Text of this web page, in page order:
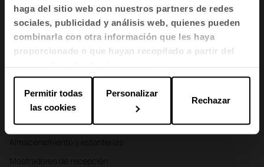
haga del sitio web con nuestros partners de redes
sociales, publicidad y análisis web, quienes pueden
combinarla con otra información que les haya
proporcionado o que hayan recopilado a partir del
uso que haya hecho de sus servicios.
Permitir todas
las cookies
Personalizar
Rechazar
Asientos
Mesas y escritorios
Cabinas
Divisorias y biombos
Almacenamiento y estanterías
Mostradores de recepción